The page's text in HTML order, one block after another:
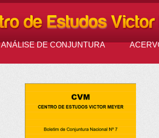
ANÁLISE DE CONJUNTURA